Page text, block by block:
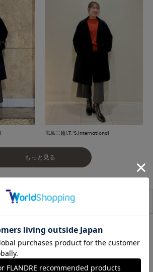
広島三越I.T.'S.international
もっと見る
サイズ詳細
て、少し前にふったラグランスリーブがポ
コート。ひざ下丈で暖かく、シンプルな
ーを選ばす、デイリーに着用していただけ